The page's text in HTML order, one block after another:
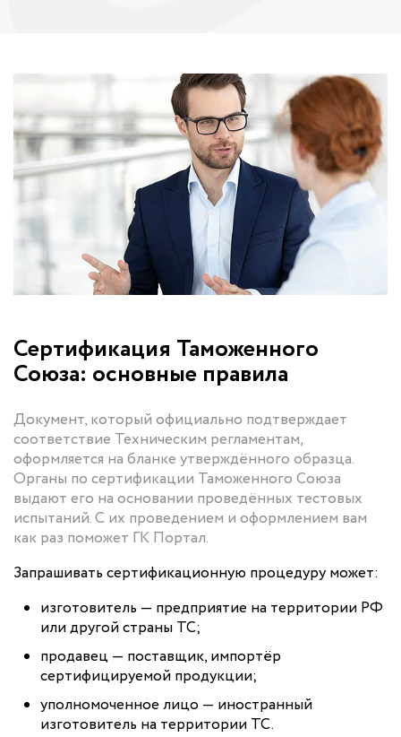
Сертификация Таможенного
Союза: основные правила
Документ, который официально подтверждает
соответствие Техническим регламентам,
оформляется на бланке утверждённого образца.
Органы по сертификации Таможенного Союза
выдают его на основании проведённых тестовых
испытаний. С их проведением и оформлением вам
как раз поможет ГК Портал.
Запрашивать сертификационную процедуру может:
изготовитель — предприятие на территории РФ
или другой страны ТС;
продавец — поставщик, импортёр
сертифицируемой продукции;
уполномоченное лицо — иностранный
изготовитель на территории ТС.